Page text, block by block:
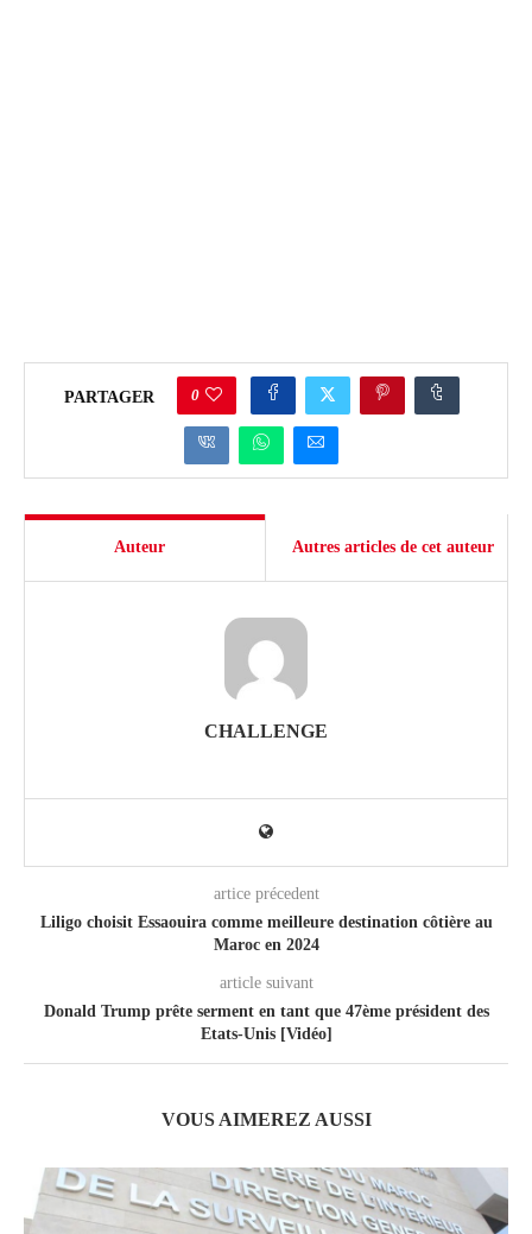
PARTAGER 0
Auteur Autres articles de cet auteur
CHALLENGE
artice précedent
Liligo choisit Essaouira comme meilleure destination côtière au
Maroc en 2024
article suivant
Donald Trump prête serment en tant que 47ème président des
Etats-Unis [Vidéo]
VOUS AIMEREZ AUSSI